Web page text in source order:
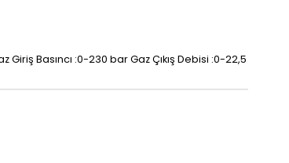
Giriş Basıncı :0-230 bar Gaz Çıkış Debisi :0-22,5